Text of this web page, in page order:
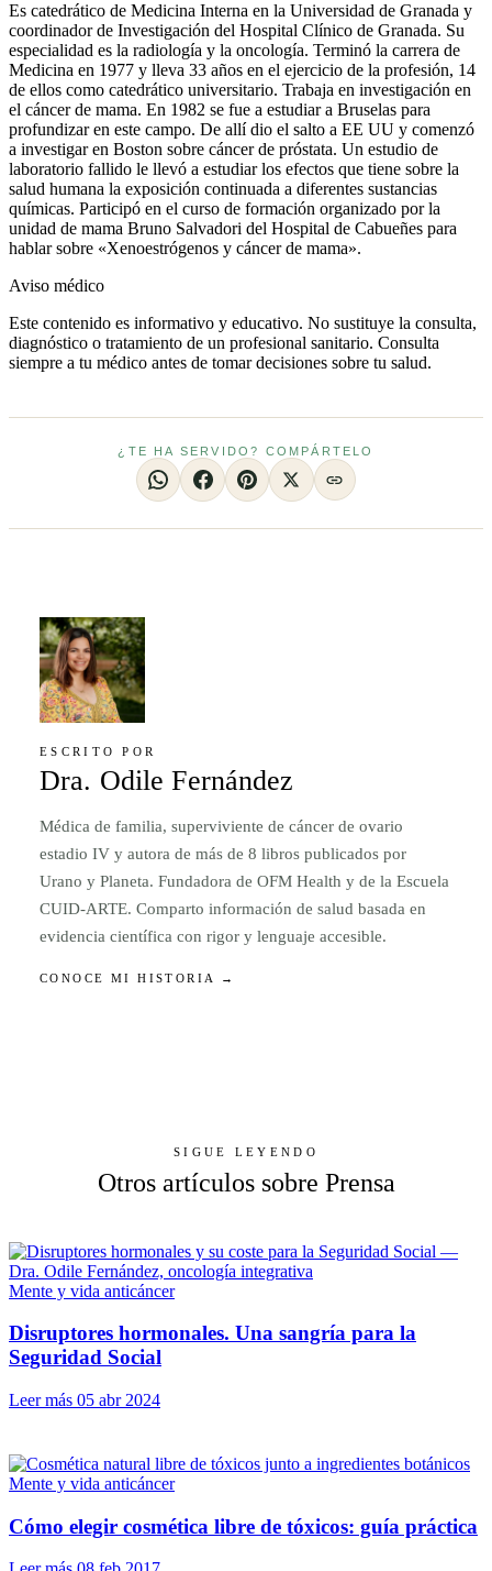
Es catedrático de Medicina Interna en la Universidad de Granada y
coordinador de Investigación del Hospital Clínico de Granada. Su
especialidad es la radiología y la oncología. Terminó la carrera de
Medicina en 1977 y lleva 33 años en el ejercicio de la profesión, 14
de ellos como catedrático universitario. Trabaja en investigación en
el cáncer de mama. En 1982 se fue a estudiar a Bruselas para
profundizar en este campo. De allí dio el salto a EE UU y comenzó
a investigar en Boston sobre cáncer de próstata. Un estudio de
laboratorio fallido le llevó a estudiar los efectos que tiene sobre la
salud humana la exposición continuada a diferentes sustancias
químicas. Participó en el curso de formación organizado por la
unidad de mama Bruno Salvadori del Hospital de Cabueñes para
hablar sobre «Xenoestrógenos y cáncer de mama».
Aviso médico
Este contenido es informativo y educativo. No sustituye la consulta,
diagnóstico o tratamiento de un profesional sanitario. Consulta
siempre a tu médico antes de tomar decisiones sobre tu salud.
¿TE HA SERVIDO? COMPÁRTELO
ESCRITO POR
Dra. Odile Fernández
Médica de familia, superviviente de cáncer de ovario
estadio IV y autora de más de 8 libros publicados por
Urano y Planeta. Fundadora de OFM Health y de la Escuela
CUID-ARTE. Comparto información de salud basada en
evidencia científica con rigor y lenguaje accesible.
CONOCE MI HISTORIA →
SIGUE LEYENDO
Otros artículos sobre Prensa
Mente y vida anticáncer
Disruptores hormonales. Una sangría para la
Seguridad Social
Leer más 05 abr 2024
Mente y vida anticáncer
Cómo elegir cosmética libre de tóxicos: guía práctica